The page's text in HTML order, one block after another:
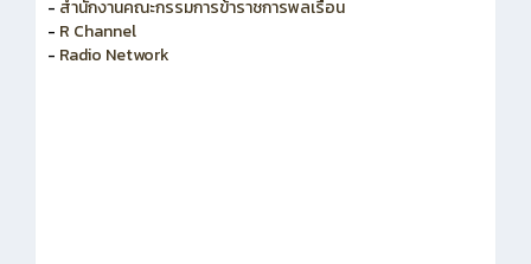
- สำนักงานคณะกรรมการพัฒนาระบบราชการ
- สำนักงานคณะกรรมการข้าราชการพลเรือน
- R Channel